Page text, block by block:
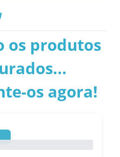
os produtos
os agora!